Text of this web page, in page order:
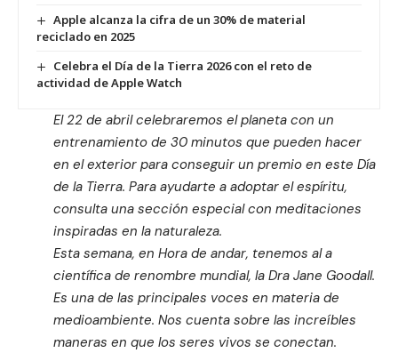
Apple alcanza la cifra de un 30% de material
reciclado en 2025
Celebra el Día de la Tierra 2026 con el reto de
actividad de Apple Watch
El 22 de abril celebraremos el planeta con un
entrenamiento de 30 minutos que pueden hacer
en el exterior para conseguir un premio en este Día
de la Tierra. Para ayudarte a adoptar el espíritu,
consulta una sección especial con meditaciones
inspiradas en la naturaleza.
Esta semana, en Hora de andar, tenemos al a
científica de renombre mundial, la Dra Jane Goodall.
Es una de las principales voces en materia de
medioambiente. Nos cuenta sobre las increíbles
maneras en que los seres vivos se conectan.